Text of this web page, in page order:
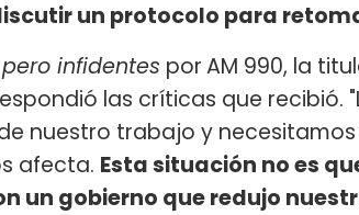
un protocolo para
infidentes porAM 990, la
las críticas que recibió.
nuestro trabajo y
afecta. Esta situación no es
un gobierno que redujo